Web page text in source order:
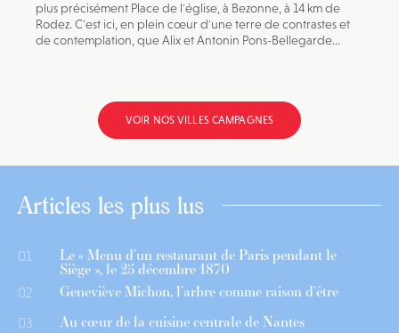
plus précisément Place de l'église, à Bezonne, à 14 km de
Rodez. C'est ici, en plein cœur d'une terre de contrastes et
de contemplation, que Alix et Antonin Pons-Bellegarde...
VOIR NOS VILLES CAMPAGNES
Articles les plus lus
01 Le « Menu d’un restaurant de Paris pendant le
Siège », le 25 décembre 1870
02 Geneviève Michon, l’arbre comme raison d’être
03 Au cœur de la cuisine centrale de Nantes